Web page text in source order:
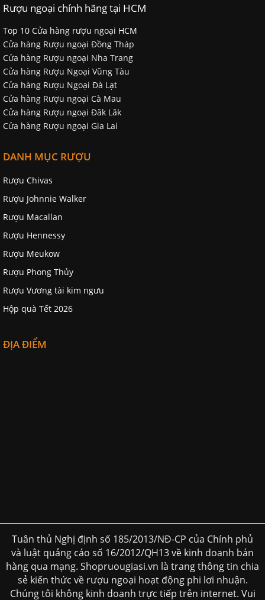
Rượu ngoại chính hãng tại HCM
Top 10 Cửa hàng rượu ngoại HCM
Cửa hàng Rượu ngoại Đồng Tháp
Cửa hàng Rượu ngoại Nha Trang
Cửa hàng Rượu Ngoại Vũng Tàu
Cửa hàng Rượu Ngoại Đà Lạt
Cửa hàng Rượu ngoại Cà Mau
Cửa hàng Rượu ngoại Đăk Lăk
Cửa hàng Rượu ngoại Gia Lai
DANH MỤC RƯỢU
Rượu Chivas
Rượu Johnnie Walker
Rượu Macallan
Rượu Hennessy
Rượu Meukow
Rượu Phong Thủy
Rượu Vương tài kim ngưu
Hộp quà Tết 2026
ĐỊA ĐIỂM
Tuân thủ Nghị định số 185/2013/NĐ-CP của Chính phủ
và luật quảng cáo số 16/2012/QH13 về kinh doanh bán
hàng qua mạng. Shopruougiasi.vn là trang thông tin chia
sẻ kiến thức về rượu ngoại hoạt động phi lơi nhuận.
Chúng tôi không kinh doanh trực tiếp trên internet. Vui